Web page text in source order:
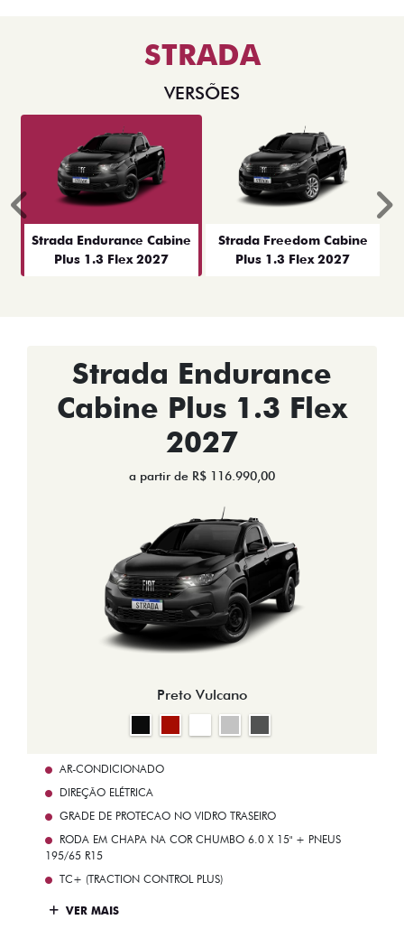
STRADA
VERSÕES
Strada Endurance Cabine
Plus 1.3 Flex 2027
Strada Freedom Cabine
Plus 1.3 Flex 2027
Anterior
Strada Endurance
Cabine Plus 1.3 Flex
2027
a partir de R$ 116.990,00
Preto Vulcano
AR-CONDICIONADO
DIREÇÃO ELÉTRICA
GRADE DE PROTECAO NO VIDRO TRASEIRO
RODA EM CHAPA NA COR CHUMBO 6.0 X 15" + PNEUS
195/65 R15
TC+ (TRACTION CONTROL PLUS)
VER MAIS